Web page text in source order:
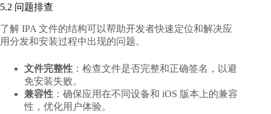
5.2 问题排查
了解 IPA 文件的结构可以帮助开发者快速定位和解决应
用分发和安装过程中出现的问题。
文件完整性 ：检查文件是否完整和正确签名，以避
免安装失败。
兼容性 ：确保应用在不同设备和 iOS 版本上的兼容
性，优化用户体验。